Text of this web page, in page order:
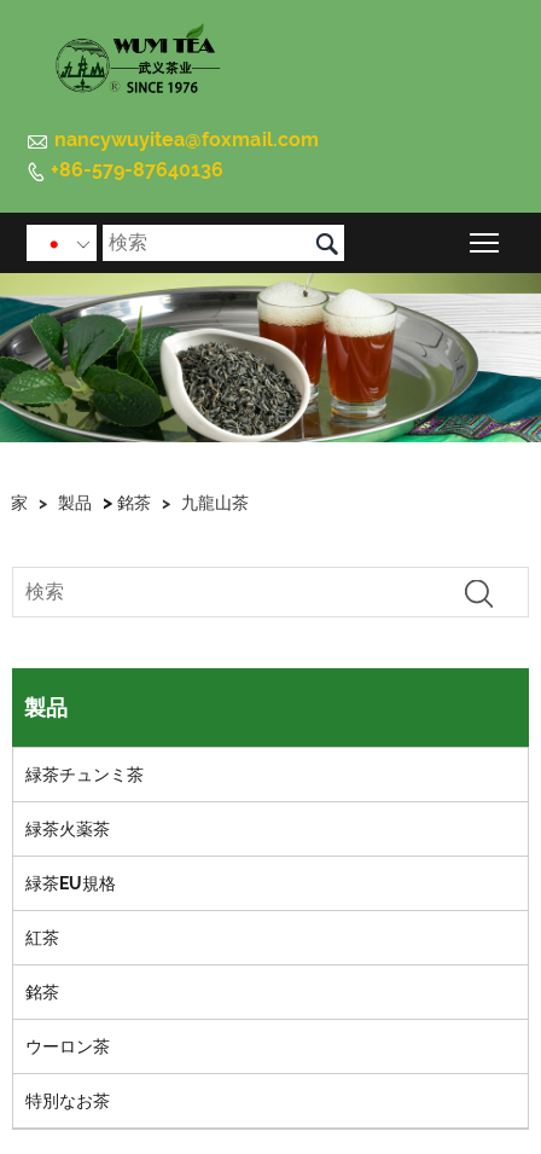
 nancywuyitea@foxmail.com
 +86-579-87640136
 
家 > 製品 > 銘茶 > 九龍山茶
製品
緑茶チュンミ茶
緑茶火薬茶
緑茶EU規格
紅茶
銘茶
ウーロン茶
特別なお茶